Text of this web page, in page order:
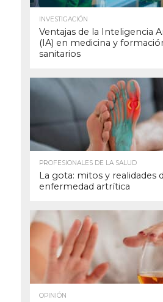
INVESTIGACIÓN
Ventajas de la Inteligencia
(IA) en medicina y
sanitarios
PROFESIONALES DE LA SALUD
La gota: mitos y realidades
enfermedad artrítica
OPINIÓN